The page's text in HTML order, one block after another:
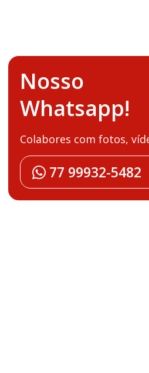
Nosso
Whatsapp!
Colabores com fotos,
77 99932-5482